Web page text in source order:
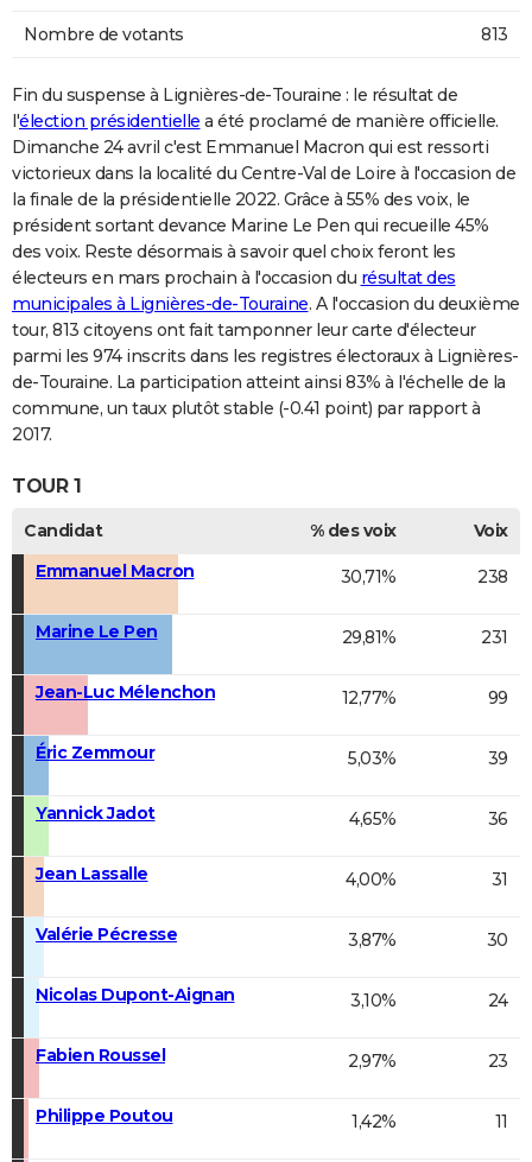
Nombre de votants 813
Fin du suspense à Lignières-de-Touraine : le résultat de
l'élection présidentielle a été proclamé de manière officielle.
Dimanche 24 avril c'est Emmanuel Macron qui est ressorti
victorieux dans la localité du Centre-Val de Loire à l'occasion de
la finale de la présidentielle 2022. Grâce à 55% des voix, le
président sortant devance Marine Le Pen qui recueille 45%
des voix. Reste désormais à savoir quel choix feront les
électeurs en mars prochain à l'occasion du résultat des
municipales à Lignières-de-Touraine. A l'occasion du deuxième
tour, 813 citoyens ont fait tamponner leur carte d'électeur
parmi les 974 inscrits dans les registres électoraux à Lignières-
de-Touraine. La participation atteint ainsi 83% à l'échelle de la
commune, un taux plutôt stable (-0.41 point) par rapport à
2017.
TOUR 1
Candidat % des voix
Voix
Emmanuel Macron
30,71% 238
Marine Le Pen 29,81% 231
Jean-Luc Mélenchon 12,77% 99
Éric Zemmour 5,03% 39
Yannick Jadot 4,65% 36
Jean Lassalle 4,00% 31
Valérie Pécresse 3,87% 30
Nicolas Dupont-Aignan 3,10% 24
Fabien Roussel 2,97% 23
Philippe Poutou 1,42% 11